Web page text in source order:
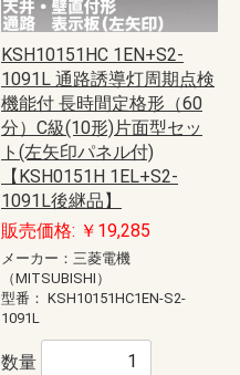
KSH10151HC 1EN+S2-
1091L 通路誘導灯周期点検
機能付 長時間定格形（60
分）C級(10形)片面型セッ
ト(左矢印パネル付)
【KSH0151H 1EL+S2-
1091L後継品】
販売価格: ￥19,285
メーカー：三菱電機
（MITSUBISHI）
型番： KSH10151HC1EN-S2-
1091L
数量